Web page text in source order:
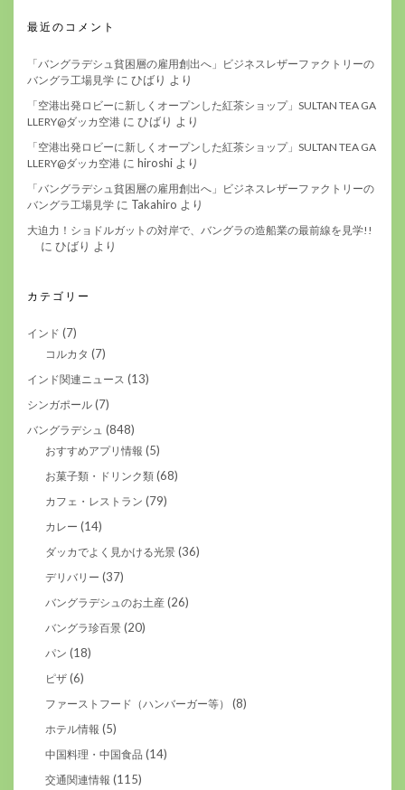
最近のコメント
「バングラデシュ貧困層の雇用創出へ」ビジネスレザーファクトリーの
バングラ工場見学 に ひばり より
「空港出発ロビーに新しくオープンした紅茶ショップ」SULTAN TEA GA
LLERY@ダッカ空港 に ひばり より
「空港出発ロビーに新しくオープンした紅茶ショップ」SULTAN TEA GA
LLERY@ダッカ空港 に hiroshi より
「バングラデシュ貧困層の雇用創出へ」ビジネスレザーファクトリーの
バングラ工場見学 に Takahiro より
大迫力！ショドルガットの対岸で、バングラの造船業の最前線を見学!!
に ひばり より
カテゴリー
インド (7)
コルカタ (7)
インド関連ニュース (13)
シンガポール (7)
バングラデシュ (848)
おすすめアプリ情報 (5)
お菓子類・ドリンク類 (68)
カフェ・レストラン (79)
カレー (14)
ダッカでよく見かける光景 (36)
デリバリー (37)
バングラデシュのお土産 (26)
バングラ珍百景 (20)
パン (18)
ピザ (6)
ファーストフード（ハンバーガー等） (8)
ホテル情報 (5)
中国料理・中国食品 (14)
交通関連情報 (115)